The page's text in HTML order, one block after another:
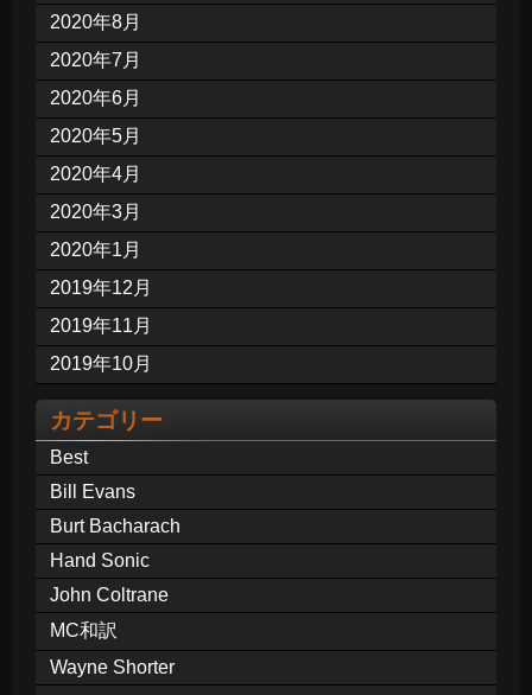
2020年8月
2020年7月
2020年6月
2020年5月
2020年4月
2020年3月
2020年1月
2019年12月
2019年11月
2019年10月
カテゴリー
Best
Bill Evans
Burt Bacharach
Hand Sonic
John Coltrane
MC和訳
Wayne Shorter